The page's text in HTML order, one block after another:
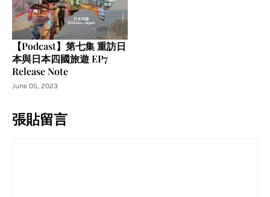
【Podcast】第七集 重訪日
本與日本四國旅遊 EP7
Release Note
June 05, 2023
張貼留言